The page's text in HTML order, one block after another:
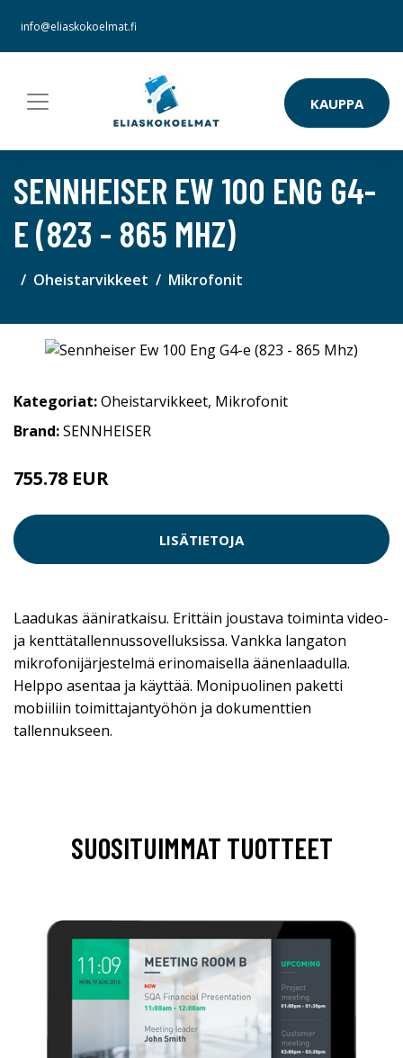
info@eliaskokoelmat.fi
KAUPPA
SENNHEISER EW 100 ENG G4-
E (823 - 865 MHZ)
Oheistarvikkeet Mikrofonit
Kategoriat:Oheistarvikkeet, Mikrofonit
Brand:SENNHEISER
755.78 EUR
LISÄTIETOJA
Laadukas ääniratkaisu. Erittäin joustava toiminta video-
ja kenttätallennussovelluksissa. Vankka langaton
mikrofonijärjestelmä erinomaisella äänenlaadulla.
Helppo asentaa ja käyttää. Monipuolinen paketti
mobiiliin toimittajantyöhön ja dokumenttien
tallennukseen.
SUOSITUIMMAT TUOTTEET